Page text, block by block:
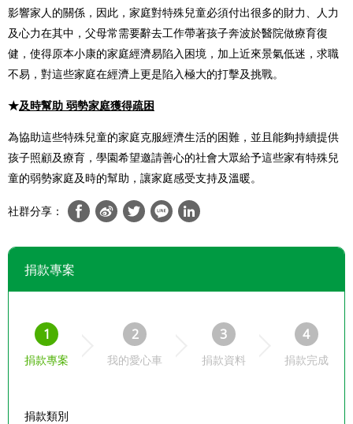
影響家人的關係，因此，家庭對特殊兒童必須付出很多的財力、人力
及心力在其中，父母常需要辭去工作帶著孩子奔波於醫院做療育復
健，使得原本小康的家庭經濟易陷入困境，加上近來景氣低迷，求職
不易，對這些家庭在經濟上更是陷入極大的打擊及挑戰。
★及時幫助 弱勢家庭獲得疏困
為協助這些特殊兒童的家庭克服經濟生活的困難，並且能夠持續提供
孩子照顧及療育，學園希望邀請善心的社會大眾給予這些家有特殊兒
童的弱勢家庭及時的幫助，讓家庭感受支持及溫暖。
社群分享：
捐款專案
1
捐款專案
2
我的愛心車
3
捐款資料
4
捐款完成
捐款類別